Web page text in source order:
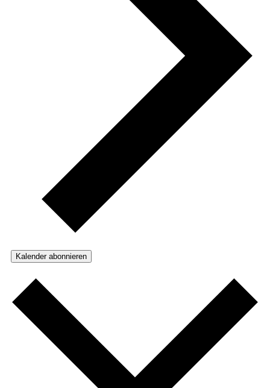
Kalender abonnieren